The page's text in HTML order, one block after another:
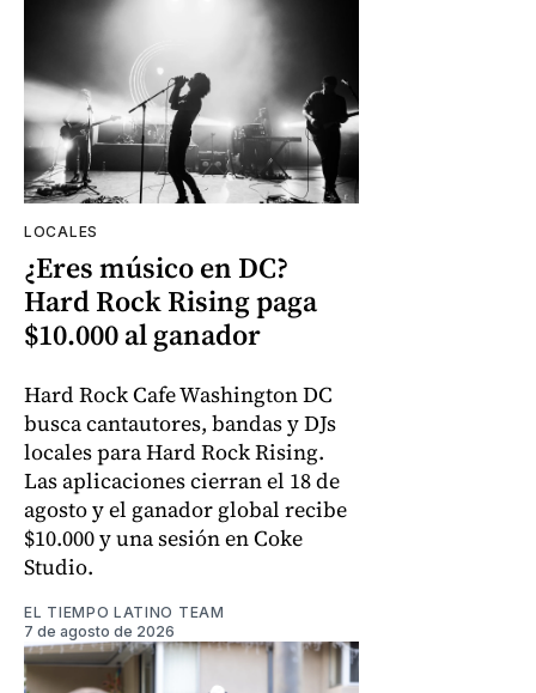
LOCALES
¿Eres músico en DC?
Hard Rock Rising paga
$10.000 al ganador
Hard Rock Cafe Washington DC
busca cantautores, bandas y DJs
locales para Hard Rock Rising.
Las aplicaciones cierran el 18 de
agosto y el ganador global recibe
$10.000 y una sesión en Coke
Studio.
EL TIEMPO LATINO TEAM
7 de agosto de 2026